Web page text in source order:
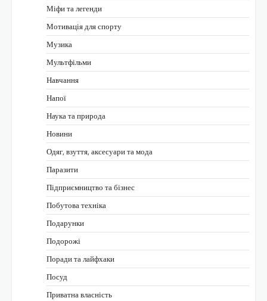
Міфи та легенди
Мотивація для спорту
Музика
Мультфільми
Навчання
Напої
Наука та природа
Новини
Одяг, взуття, аксесуари та мода
Паразити
Підприємництво та бізнес
Побутова техніка
Подарунки
Подорожі
Поради та лайфхаки
Посуд
Приватна власність